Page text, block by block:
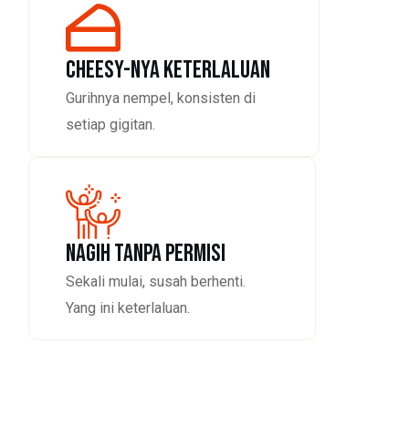
CHEESY-NYA KETERLALUAN
Gurihnya nempel, konsisten di
setiap gigitan.
NAGIH TANPA PERMISI
Sekali mulai, susah berhenti.
Yang ini keterlaluan.